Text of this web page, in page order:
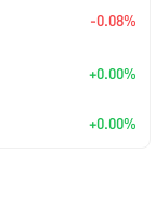
-0.08%
+0.00%
+0.00%